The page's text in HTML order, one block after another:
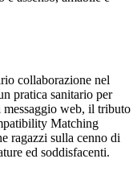
collaborazione nel
pratica sanitario per
messaggio web, il tributo
Matching
ragazzi sulla cenno di
ed soddisfacenti.